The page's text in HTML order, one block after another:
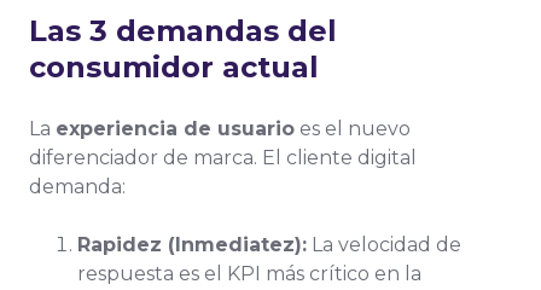
Las 3 demandas del
consumidor actual
La experiencia de usuario es el nuevo
diferenciador de marca. El cliente digital
demanda:
Rapidez (Inmediatez): La velocidad de
respuesta es el KPI más crítico en la